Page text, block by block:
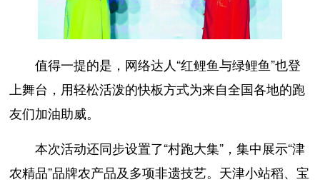
值得一提的是，网络达人“红鲤鱼与绿鲤鱼”也登
上舞台，用轻松活泼的快板方式为来自全国各地的跑
友们加油助威。
本次活动还同步设置了“村跑大集”，集中展示“津
农精品”品牌农产品及多项非遗技艺。天津小站稻、宝